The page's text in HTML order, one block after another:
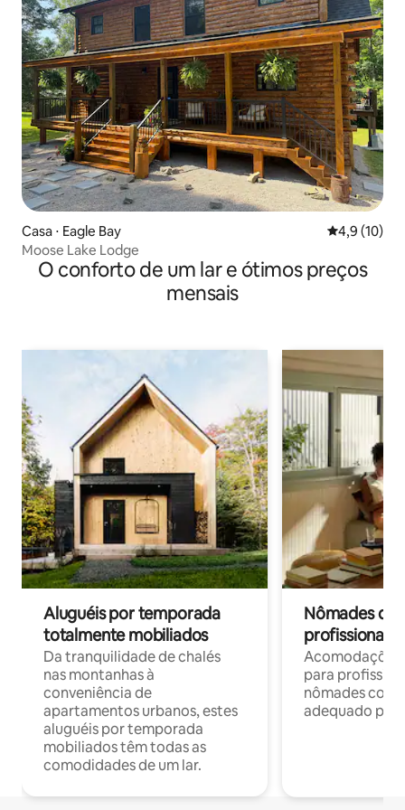
Casa ⋅ Eagle Bay 4,9 de uma
4,9 (10)
Moose Lake Lodge
O conforto de um lar e ótimos preços
mensais
Aluguéis por temporada
totalmente mobiliados
Da tranquilidade de chalés
nas montanhas à
conveniência de
apartamentos urbanos, estes
aluguéis por temporada
mobiliados têm todas as
comodidades de um lar.
Nômades
profissionais
para
nômades com
adequado